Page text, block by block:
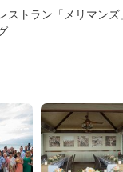
トラン「メリマンズ